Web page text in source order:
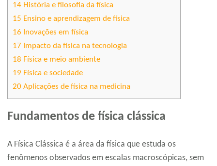
14 História e filosofia da física
15 Ensino e aprendizagem de física
16 Inovações em física
17 Impacto da física na tecnologia
18 Física e meio ambiente
19 Física e sociedade
20 Aplicações de física na medicina
Fundamentos de física clássica
A Física Clássica é a área da física que estuda os
fenômenos observados em escalas macroscópicas, sem